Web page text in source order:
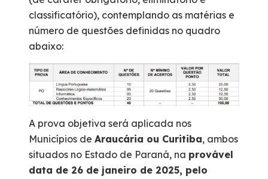
classificatório), contemplando as matérias e
número de questões definidas no quadro
abaixo:
A prova objetiva será aplicada nos
Municípios de Araucária ou Curitiba, ambos
situados no Estado de Paraná, na provável
data de 26 de janeiro de 2025, pelo